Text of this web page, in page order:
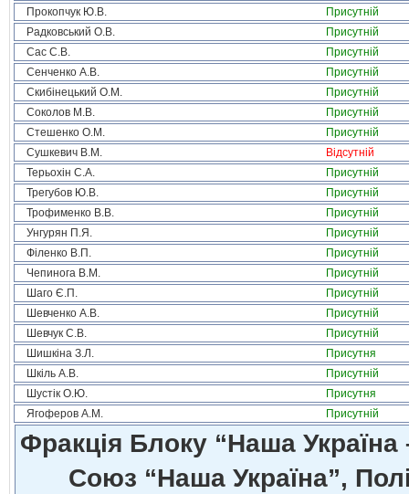
Прокопчук Ю.В.
Присутній
Радковський О.В.
Присутній
Сас С.В.
Присутній
Сенченко А.В.
Присутній
Скибінецький О.М.
Присутній
Соколов М.В.
Присутній
Стешенко О.М.
Присутній
Сушкевич В.М.
Відсутній
Терьохін С.А.
Присутній
Трегубов Ю.В.
Присутній
Трофименко В.В.
Присутній
Унгурян П.Я.
Присутній
Філенко В.П.
Присутній
Чепинога В.М.
Присутній
Шаго Є.П.
Присутній
Шевченко А.В.
Присутній
Шевчук С.В.
Присутній
Шишкіна З.Л.
Присутня
Шкіль А.В.
Присутній
Шустік О.Ю.
Присутня
Ягоферов А.М.
Присутній
Фракція Блоку “Наша
Союз “Наша Україна”,